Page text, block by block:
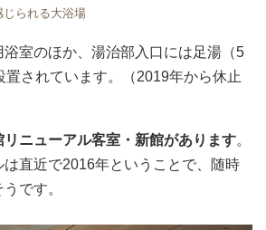
られる大浴場
浴室のほか、湯治部入口には足湯（5
置されています。（2019年から休止
ニューアル客室・新館があります。
直近で2016年ということで、随時
です。